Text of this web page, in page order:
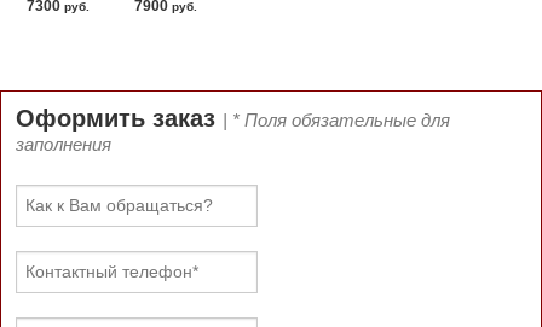
7300 руб. 7900 руб.
Оформить заказ | * Поля обязательные для
заполнения